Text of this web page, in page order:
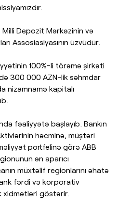
Milli Depozit Mərkəzinin və
Assosiasiyasının üzvüdür.
100%-li törəmə şirkəti
300 000 AZN-lik səhmdar
nizamnamə kapitalı
fəaliyyətə başlayıb. Bankın
həcminə, müştəri
portfelinə görə ABB
ən aparıcı
müxtəlif regionlarını əhatə
fərdi və korporativ
xidmətləri göstərir.